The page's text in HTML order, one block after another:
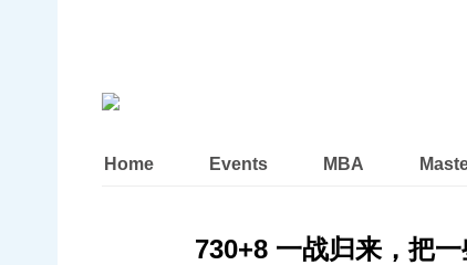
Home Events MBA
730+8 一战归来，把